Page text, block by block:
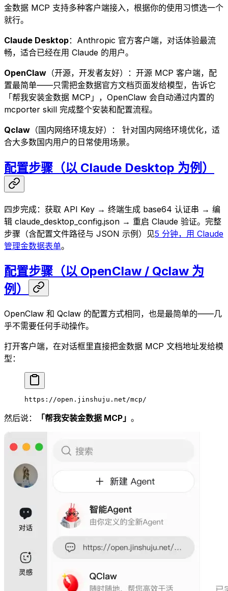
金数据 MCP 支持多种客户端接入，根据你的使用习惯选一个
就行。
Claude Desktop：Anthropic 官方客户端，对话体验最流
畅，适合已经在用 Claude 的用户。
OpenClaw （开源，开发者友好）：开源 MCP 客户端，配
置最简单——只需把金数据官方文档页面发给模型，告诉它
「帮我安装金数据 MCP」，OpenClaw 会自动通过内置的
mcporter skill 完成整个安装和配置流程。
Qclaw （国内网络环境友好）： 针对国内网络环境优化，适
合大多数国内用户的日常使用场景。
配置步骤（以 Claude Desktop 为例）
四步完成：获取 API Key → 终端生成 base64 认证串 → 编
辑 claude_desktop_config.json → 重启 Claude 验证。完整
步骤（含配置文件路径与 JSON 示例）见5 分钟，用 Claude
管理金数据表单。
配置步骤（以 OpenClaw / Qclaw 为
例）
OpenClaw 和 Qclaw 的配置方式相同，也是最简单的——几
乎不需要任何手动操作。
打开客户端，在对话框里直接把金数据 MCP 文档地址发给模
型：
https://open.jinshuju.net/mcp/
然后说： 「帮我安装金数据 MCP」 。